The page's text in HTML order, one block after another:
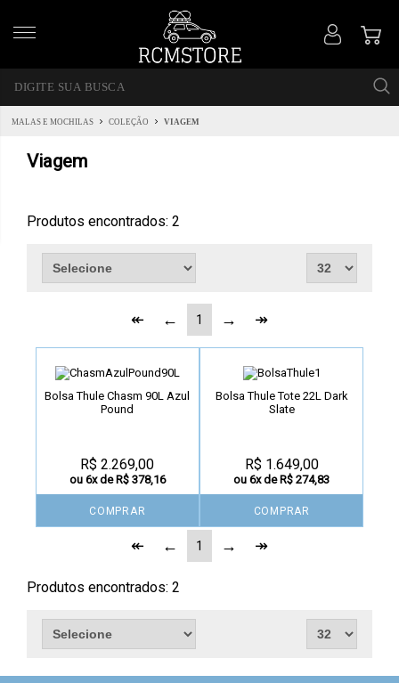
MALAS E MOCHILAS COLEÇÃO VIAGEM
Viagem
Produtos encontrados: 2
1
Bolsa Thule Chasm 90L Azul
Pound
R$ 2.269,00
ou 6x de R$ 378,16
COMPRAR
Bolsa Thule Tote 22L Dark
Slate
R$ 1.649,00
ou 6x de R$ 274,83
COMPRAR
1
Produtos encontrados: 2